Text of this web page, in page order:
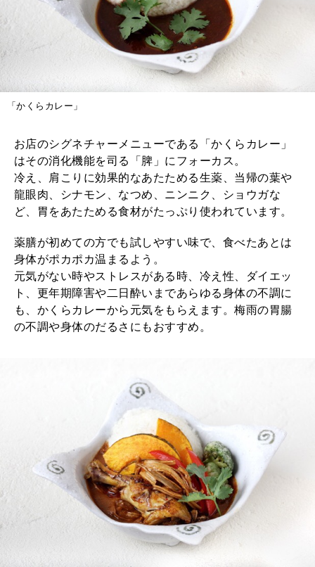
「かくらカレー」
お店のシグネチャーメニューである「かくらカレー」
はその消化機能を司る「脾」にフォーカス。
冷え、肩こりに効果的なあたためる生薬、当帰の葉や
龍眼肉、シナモン、なつめ、ニンニク、ショウガな
ど、胃をあたためる食材がたっぷり使われています。
薬膳が初めての方でも試しやすい味で、食べたあとは
身体がポカポカ温まるよう。
元気がない時やストレスがある時、冷え性、ダイエッ
ト、更年期障害や二日酔いまであらゆる身体の不調に
も、かくらカレーから元気をもらえます。梅雨の胃腸
の不調や身体のだるさにもおすすめ。